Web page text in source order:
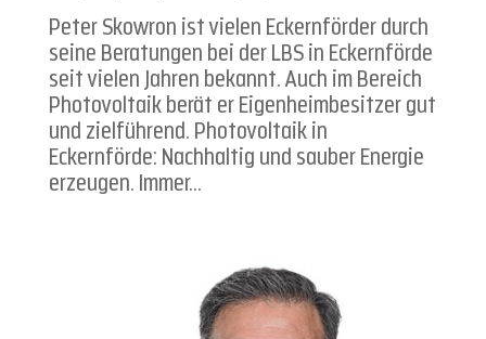
Peter Skowron ist vielen Eckernförder durch
seine Beratungen bei der LBS in Eckernförde
seit vielen Jahren bekannt. Auch im Bereich
Photovoltaik berät er Eigenheimbesitzer gut
und zielführend. Photovoltaik in
Eckernförde: Nachhaltig und sauber Energie
erzeugen. Immer...